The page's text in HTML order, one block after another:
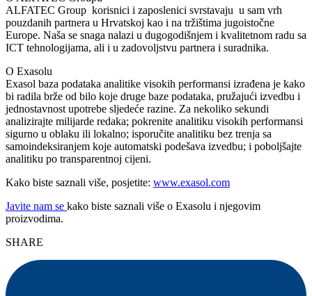
ALFATEC Group korisnici i zaposlenici svrstavaju u sam vrh
pouzdanih partnera u Hrvatskoj kao i na tržištima jugoistočne
Europe. Naša se snaga nalazi u dugogodišnjem i kvalitetnom radu sa
ICT tehnologijama, ali i u zadovoljstvu partnera i suradnika.
O Exasolu
Exasol baza podataka analitike visokih performansi izrađena je kako
bi radila brže od bilo koje druge baze podataka, pružajući izvedbu i
jednostavnost upotrebe sljedeće razine. Za nekoliko sekundi
analizirajte milijarde redaka; pokrenite analitiku visokih performansi
sigurno u oblaku ili lokalno; isporučite analitiku bez trenja sa
samoindeksiranjem koje automatski podešava izvedbu; i poboljšajte
analitiku po transparentnoj cijeni.
Kako biste saznali više, posjetite: www.exasol.com
Javite nam se kako biste saznali više o Exasolu i njegovim
proizvodima.
SHARE